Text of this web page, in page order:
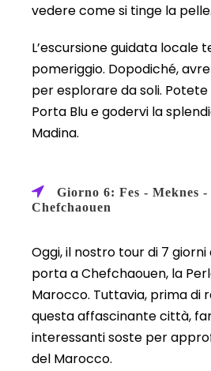
vedere come si tinge la pelle.
L’escursione guidata locale
pomeriggio. Dopodiché,
per esplorare da soli.
Porta Blu e godervi la
Madina.
Giorno 6: Fes - Meknes
Chefchaouen
Oggi, il nostro tour di 7
porta a Chefchaouen, la
Marocco. Tuttavia, prima di
questa affascinante città,
interessanti soste per
del Marocco.